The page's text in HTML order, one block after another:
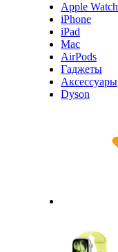
Apple Watch
iPhone
iPad
Mac
AirPods
Гаджеты
Аксессуары
Dyson